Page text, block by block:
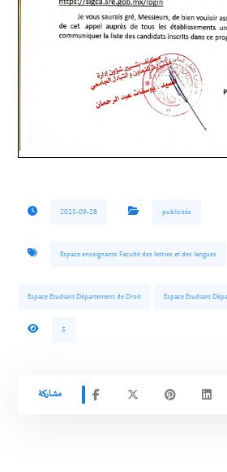
2025-09-28 publicités
Espace enseignants Faculté des lettres et des langues
Espace Etudiant Département de Droit Espace Etudiant
5